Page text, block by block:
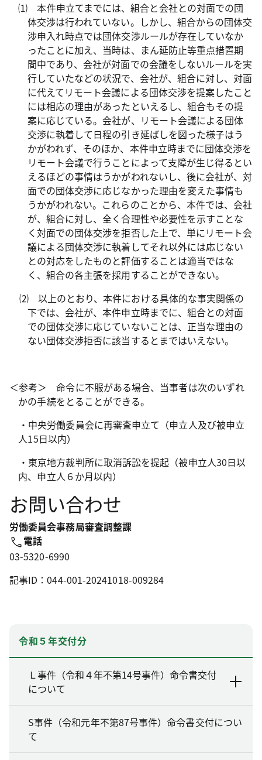
⑴ 本件申立てまでには、組合と会社との対面での団
体交渉は行われていない。しかし、組合からの団体交
渉申入れ時点では団体交渉ルールが存在していなか
ったことに加え、当時は、まん延防止等重点措置期
間中であり、会社が対面での会議をしないルールを実
行していたなどの状況で、会社が、組合に対し、対面
に代えてリモート会議による団体交渉を提案したこと
には相応の理由があったといえるし、組合もその提
案に応じている。会社が、リモート会議による団体
交渉に執着して日程の引き延ばしを図った様子はう
かがわれず、そのほか、本件申立時までに団体交渉を
リモート会議で行うことによって支障が生じ得るとい
えるほどの事情はうかがわれないし、後に会社が、対
面での団体交渉に応じなかった理由を変えた事情も
うかがわれない。これらのことから、本件では、会社
が、組合に対し、全く合理性や必要性を示すことな
く対面での団体交渉を拒否した上で、単にリモート会
議による団体交渉に執着してそれ以外には応じない
との対応をしたものと評価することは適当ではな
く、組合の各主張を採用することができない。
⑵ 以上のとおり、本件における具体的な事実関係の
下では、会社が、本件申立時までに、組合との対面
での団体交渉に応じていないことは、正当な理由の
ない団体交渉拒否に該当するとまではいえない。
＜参考＞ 命令に不服がある場合、当事者は次のいずれ
かの手続をとることができる。
・中央労働委員会に再審査申立て（申立人及び被申立
人15日以内）
・東京地方裁判所に取消訴訟を提起（被申立人30日以
内、申立人６か月以内）
お問い合わせ
労働委員会事務局審査調整課
電話
03-5320-6990
記事ID：044-001-20241018-009284
令和５年交付分
Ｌ事件（令和４年不第14号事件）命令書交付
について
S事件（令和元年不第87号事件）命令書交付につい
て